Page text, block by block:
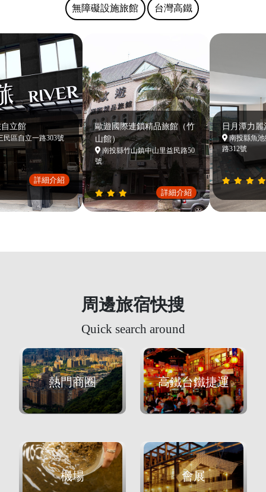
無障礙設施旅館 台灣高鐵
館
自立一路303號
詳細介紹
歐遊國際連鎖精品旅館（竹
山館）
南投縣竹山鎮中山里益民路50
詳細介紹
日月潭力麗
南投縣魚池鄉
路312號
周邊旅宿快搜
Quick search around
熱門商圈 高鐵台鐵捷運
機場 會展